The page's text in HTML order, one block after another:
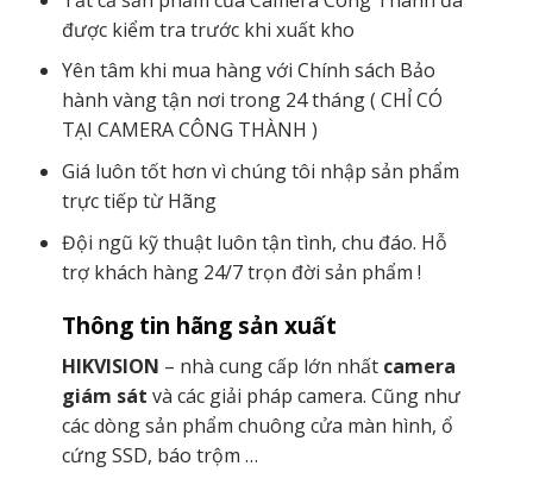
được kiểm tra trước khi xuất kho
Yên tâm khi mua hàng với Chính sách Bảo
hành vàng tận nơi trong 24 tháng ( CHỈ CÓ
TẠI CAMERA CÔNG THÀNH )
Giá luôn tốt hơn vì chúng tôi nhập sản phẩm
trực tiếp từ Hãng
Đội ngũ kỹ thuật luôn tận tình, chu đáo. Hỗ
trợ khách hàng 24/7 trọn đời sản phẩm !
Thông tin hãng sản xuất
HIKVISION – nhà cung cấp lớn nhất camera
giám sát và các giải pháp camera. Cũng như
các dòng sản phẩm chuông cửa màn hình, ổ
cứng SSD, báo trộm …